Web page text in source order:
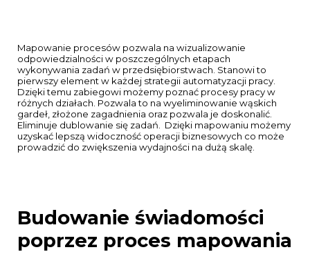
Mapowanie procesów pozwala na wizualizowanie
odpowiedzialności w poszczególnych etapach
wykonywania zadań w przedsiębiorstwach. Stanowi to
pierwszy element w każdej strategii automatyzacji pracy.
Dzięki temu zabiegowi możemy poznać procesy pracy w
różnych działach. Pozwala to na wyeliminowanie wąskich
gardeł, złożone zagadnienia oraz pozwala je doskonalić.
Eliminuje dublowanie się zadań. Dzięki mapowaniu możemy
uzyskać lepszą widoczność operacji biznesowych co może
prowadzić do zwiększenia wydajności na dużą skalę.
Budowanie świadomości
poprzez proces mapowania